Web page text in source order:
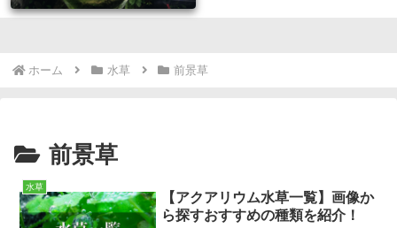
ホーム 水草 前景草
前景草
水草
【アクアリウム水草一覧】画像か
ら探すおすすめの種類を紹介！